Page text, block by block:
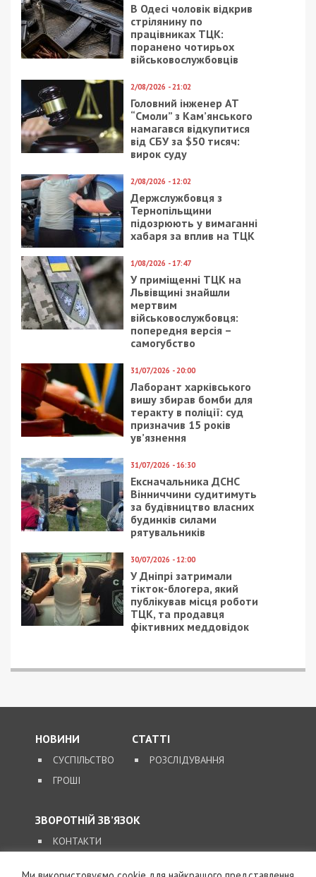
В Одесі чоловік відкрив
стрілянину по
працівниках ТЦК:
поранено чотирьох
військовослужбовців
2/08/2026 - 21:02
Головний інженер АТ
“Смоли” з Кам’янського
намагався відкупитися
від СБУ за $50 тисяч:
вирок суду
2/08/2026 - 12:02
Держслужбовця з
Тернопільщини
підозрюють у вимаганні
хабаря за вплив на ТЦК
1/08/2026 - 17:47
У приміщенні ТЦК на
Львівщині знайшли
мертвим
військовослужбовця:
попередня версія –
самогубство
31/07/2026 - 20:00
Лаборант харківського
вишу збирав бомби для
теракту в поліції: суд
призначив 15 років
ув’язнення
31/07/2026 - 16:30
Ексначальника ДСНС
Вінниччини судитимуть
за будівництво власних
будинків силами
рятувальників
30/07/2026 - 12:00
У Дніпрі затримали
тікток-блогера, який
публікував місця роботи
ТЦК, та продавця
фіктивних меддовідок
НОВИНИ
СУСПІЛЬСТВО
ГРОШІ
СТАТТІ
РОЗСЛІДУВАННЯ
ЗВОРОТНІЙ ЗВ’ЯЗОК
КОНТАКТИ